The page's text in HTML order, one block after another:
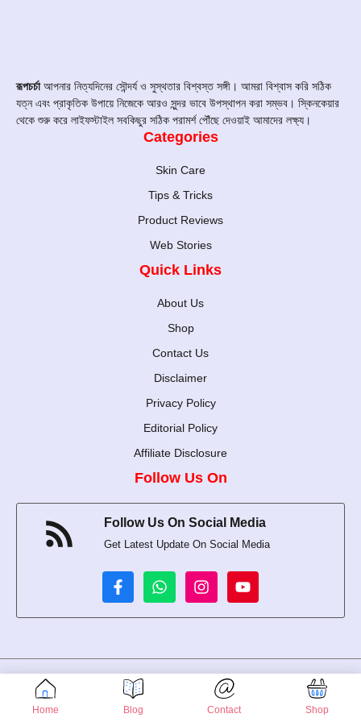
Home Blog Contact Shop
রূপচর্চাআপনার নিত্যদিনের সৌন্দর্য ও সুস্থতার বিশ্বস্ত সঙ্গী। আমরা বিশ্বাস করি সঠিক
যত্ন এবং প্রাকৃতিক উপায়ে নিজেকে আরও সুন্দর ভাবে উপস্থাপন করা সম্ভব। স্কিনকেয়ার
থেকে শুরু করে লাইফস্টাইল সবকিছুর সঠিক পরামর্শ পৌঁছে দেওয়াই আমাদের লক্ষ্য।
Categories
Skin Care
Tips & Tricks
Product Reviews
Web Stories
Quick Links
About Us
Shop
Contact Us
Disclaimer
Privacy Policy
Editorial Policy
Affiliate Disclosure
Follow Us On
Follow Us On Social Media
Get Latest Update On Social Media
Udyam Registration number is UDYAM-WB-02-0056500
© 2024-2026 Rupcharcha • All rights reserved